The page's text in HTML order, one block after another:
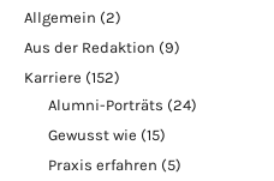
Allgemein (2)
Aus der Redaktion (9)
Karriere (152)
Alumni-Porträts (24)
Gewusst wie (15)
Praxis erfahren (5)